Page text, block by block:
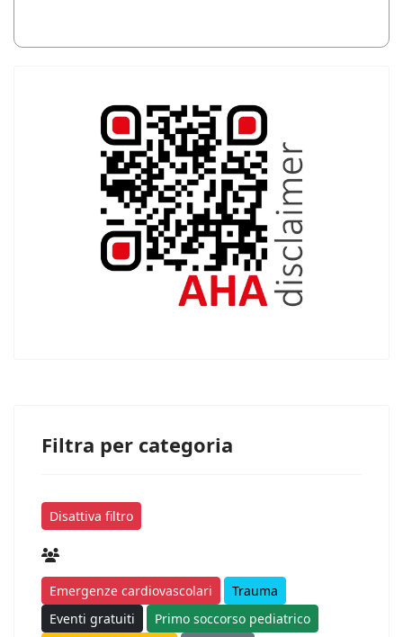
Filtra per categoria
Disattiva filtro
Emergenze cardiovascolari
Trauma
Eventi gratuiti
Primo soccorso pediatrico